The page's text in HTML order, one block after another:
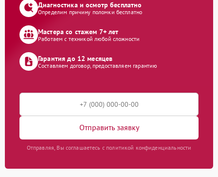
Диагностика и осмотр бесплатно
Определим причину поломки бесплатно
Мастера со стажем 7+ лет
Работаем с техникой любой сложности
Гарантия до 12 месяцев
Составляем договор, предоставляем гарантию
Отправить заявку
Отправляя, Вы соглашаетесь с политикой конфиденциальности